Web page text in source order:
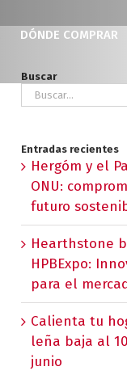
DÓNDE COMPRAR
Buscar
Buscar:
Entradas recientes
Hergóm y el
ONU:
futuro
Hearthstone
HPBExpo:
para el
Calienta tu
leña baja al
junio